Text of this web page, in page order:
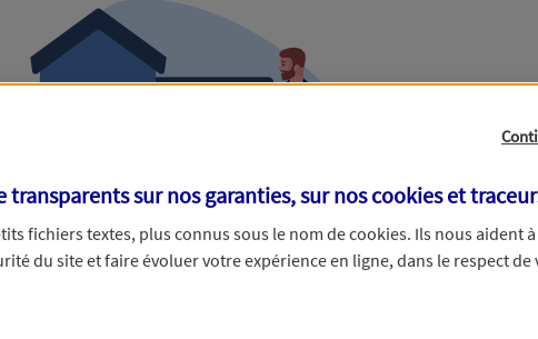
transparents sur nos garanties, sur noscookies et
fichiers textes, plus connus sous le nom decookies. Ils nous aident
du site et faire évoluer votre expérience en ligne, dans le respect de